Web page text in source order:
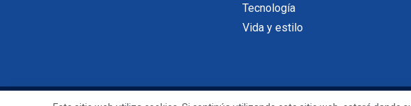
Tecnología
Vida y estilo